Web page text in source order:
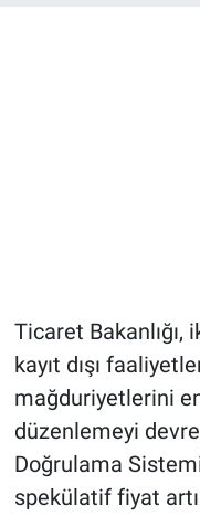
Ticaret
kayıt dışı
mağduriyetlerini
düzenlemeyi
Doğrulama
spekülatif fiyat